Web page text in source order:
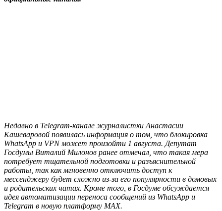
Недавно в Telegram-канале журналистки Анастасии
Кашеваровой появилась информация о том, что блокировка
WhatsApp и VPN может произойти 1 августа. Депутат
Госдумы Виталий Милонов ранее отмечал, что такая мера
потребует тщательной подготовки и разъяснительной
работы, так как мгновенно отключить доступ к
мессенджеру будет сложно из-за его популярности в домовых
и родительских чатах. Кроме того, в Госдуме обсуждается
идея автоматизации переноса сообщений из WhatsApp и
Telegram в новую платформу MAX.